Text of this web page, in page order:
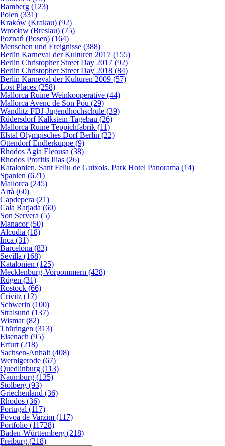
Bamberg (123)
Polen (331)
Kraków (Krakau) (92)
Wrocław (Breslau) (75)
Poznań (Posen) (164)
Menschen und Ereignisse (388)
Berlin Karneval der Kulturen 2017 (155)
Berlin Christopher Street Day 2017 (92)
Berlin Christopher Street Day 2018 (84)
Berlin Karneval der Kulturen 2009 (57)
Lost Places (258)
Mallorca Ruine Weinkooperative (44)
Mallorca Avenc de Son Pou (29)
Wandlitz FDJ-Jugendhochschule (39)
Rüdersdorf Kalkstein-Tagebau (26)
Mallorca Ruine Teppichfabrik (11)
Elstal Olympisches Dorf Berlin (22)
Ottendorf Endlerkuppe (9)
Rhodos Agia Eleousa (38)
Rhodos Profitis Ilias (26)
Katalonien. Sant Feliu de Guixols. Park Hotel Panorama (14)
Spanien (621)
Mallorca (245)
Artà (60)
Capdepera (21)
Cala Ratjada (60)
Son Servera (5)
Manacor (50)
Alcudia (18)
Inca (31)
Barcelona (83)
Sevilla (168)
Katalonien (125)
Mecklenburg-Vorpommern (428)
Rügen (31)
Rostock (66)
Crivitz (12)
Schwerin (100)
Stralsund (137)
Wismar (82)
Thüringen (313)
Eisenach (95)
Erfurt (218)
Sachsen-Anhalt (408)
Wernigerode (67)
Quedlinburg (113)
Naumburg (135)
Stolberg (93)
Griechenland (36)
Rhodos (36)
Portugal (117)
Povoa de Varzim (117)
Portfolio (11728)
Baden-Württemberg (218)
Freiburg (218)